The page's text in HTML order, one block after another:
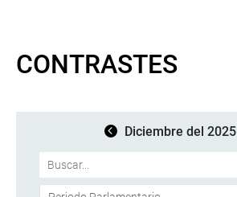
CONTRASTES
Diciembre del 2025